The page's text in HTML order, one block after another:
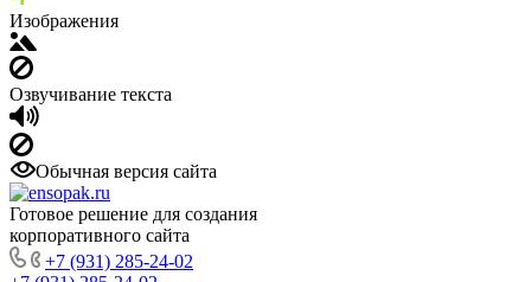
Изображения
Озвучивание текста
Обычная версия сайта
Готовое решение для создания
корпоративного сайта
+7 (931) 285-24-02